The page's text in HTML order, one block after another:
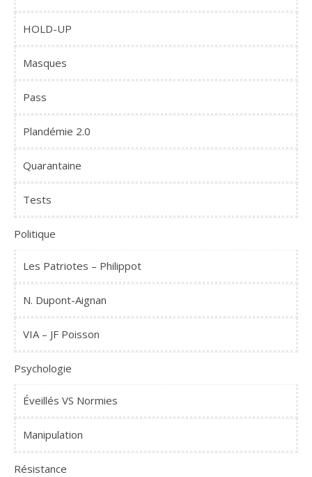
HOLD-UP
Masques
Pass
Plandémie 2.0
Quarantaine
Tests
Politique
Les Patriotes – Philippot
N. Dupont-Aignan
VIA – JF Poisson
Psychologie
Éveillés VS Normies
Manipulation
Résistance